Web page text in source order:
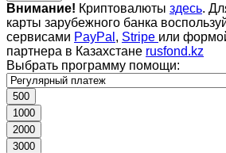
Внимание! Криптовалюты здесь.
карты зарубежного банка
сервисами PayPal , Stripe или
партнера в Казахстане rusfond.kz
Выбрать программу помощи:
500
1000
2000
3000